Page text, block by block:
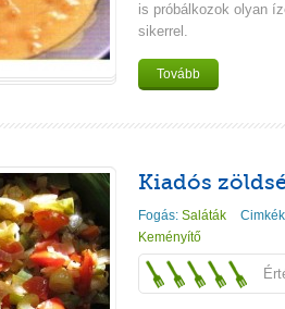
is próbálkozok olyan
sikerrel.
Tovább
Kiadós
Fogás: Saláták
Keményítő